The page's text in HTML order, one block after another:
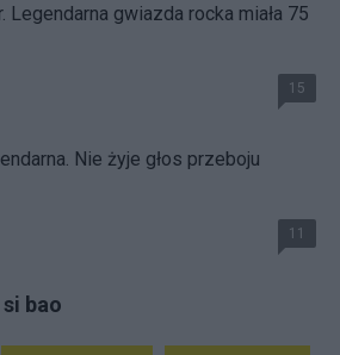
Legendarna gwiazda rocka miała 75
15
Nie żyje głos przeboju
11
bao